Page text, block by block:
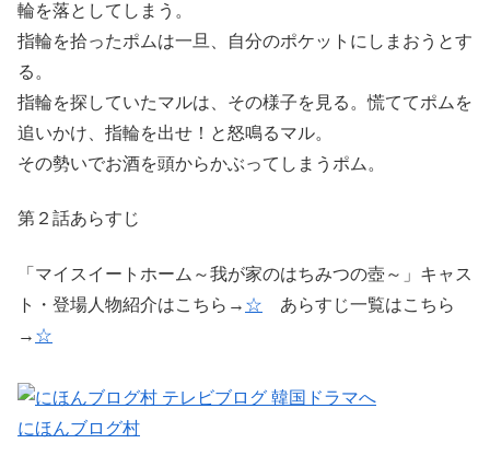
輪を落としてしまう。
指輪を拾ったポムは一旦、自分のポケットにしまおうとす
る。
指輪を探していたマルは、その様子を見る。慌ててポムを
追いかけ、指輪を出せ！と怒鳴るマル。
その勢いでお酒を頭からかぶってしまうポム。
第２話あらすじ
「マイスイートホーム～我が家のはちみつの壺～」キャス
ト・登場人物紹介はこちら→ ☆ あらすじ一覧はこちら
→ ☆
にほんブログ村